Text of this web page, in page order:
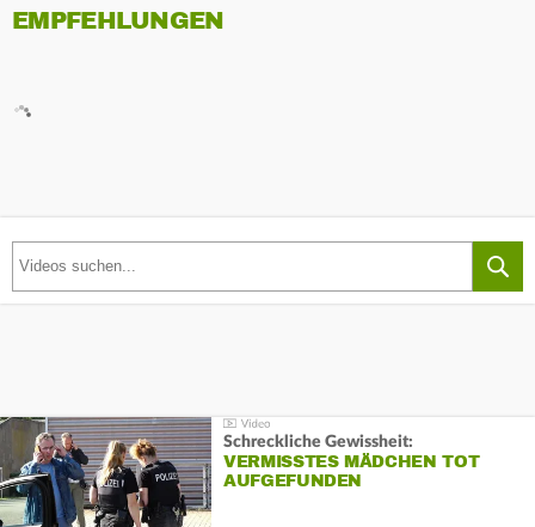
EMPFEHLUNGEN
Schreckliche Gewissheit:
VERMISSTES MÄDCHEN TOT
AUFGEFUNDEN